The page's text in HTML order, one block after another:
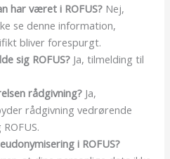
har været i ROFUS? Nej,
se denne information,
bliver forespurgt.
sig ROFUS? Ja, tilmelding til
rådgivning? Ja,
rådgivning vedrørende
i ROFUS?